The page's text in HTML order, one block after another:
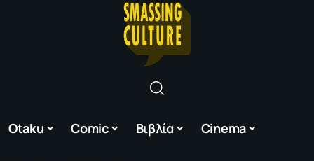
Otaku Comic Βιβλία Cinema